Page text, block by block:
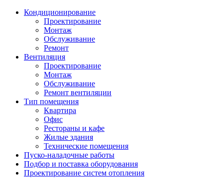
Кондиционирование
Проектирование
Монтаж
Обслуживание
Ремонт
Вентиляция
Проектирование
Монтаж
Обслуживание
Ремонт вентиляции
Тип помещения
Квартира
Офис
Рестораны и кафе
Жилые здания
Технические помещения
Пуско-наладочные работы
Подбор и поставка оборудования
Проектирование систем отопления